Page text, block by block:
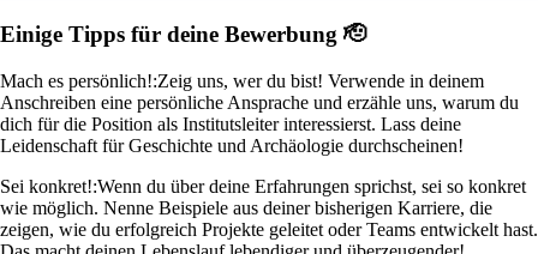
Einige Tipps für deine Bewerbung 🫡
Mach es persönlich!:Zeig uns, wer du bist! Verwende in deinem
Anschreiben eine persönliche Ansprache und erzähle uns, warum du
dich für die Position als Institutsleiter interessierst. Lass deine
Leidenschaft für Geschichte und Archäologie durchscheinen!
Sei konkret!:Wenn du über deine Erfahrungen sprichst, sei so konkret
wie möglich. Nenne Beispiele aus deiner bisherigen Karriere, die
zeigen, wie du erfolgreich Projekte geleitet oder Teams entwickelt hast.